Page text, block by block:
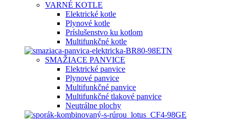
VARNÉ KOTLE
Elektrické kotle
Plynové kotle
Príslušenstvo ku kotlom
Multifunkčné kotle
SMAŽIACE PANVICE
Elektrické panvice
Plynové panvice
Multifunkčné panvice
Multifunkčné tlakové panvice
Neutrálne plochy